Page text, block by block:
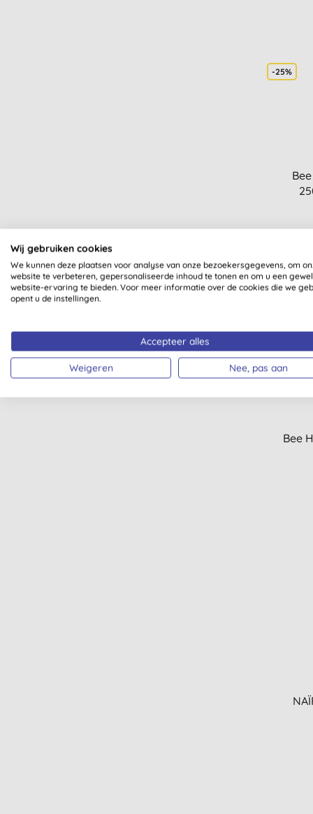
-25%
-25%
Bee
Wij gebruiken cookies
We kunnen deze plaatsen voor analyse van onze bezoekersgegevens, om
website te verbeteren, gepersonaliseerde inhoud te tonen en om u een
website-ervaring te bieden. Voor meer informatie over de cookies die we
opent u de instellingen.
Accepteer alles
Weigeren Nee, pas aan